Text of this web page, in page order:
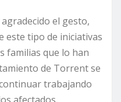
el gesto,
este tipo de iniciativas
familias que lo han
de Torrent se
trabajando